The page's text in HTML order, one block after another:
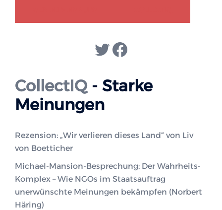
Twitter
Facebook
CollectIQ - Starke
Meinungen
Rezension: „Wir verlieren dieses Land“ von Liv
von Boetticher
Michael-Mansion-Besprechung: Der Wahrheits-
Komplex – Wie NGOs im Staatsauftrag
unerwünschte Meinungen bekämpfen (Norbert
Häring)